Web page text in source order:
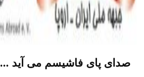
صدای پای فاشیسم می آید ...